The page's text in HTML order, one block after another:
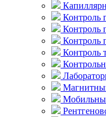
Контроль
Контроль
Контроль
Контроль